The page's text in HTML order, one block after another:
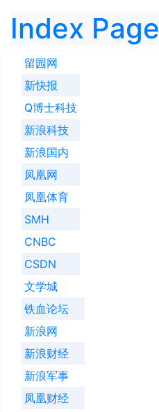
Index Page
留园网
新快报
Q博士科技
新浪科技
新浪国内
凤凰网
凤凰体育
SMH
CNBC
CSDN
文学城
铁血论坛
新浪网
新浪财经
新浪军事
凤凰财经